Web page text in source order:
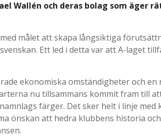
Wallén och deras bolag som äger
målet att skapa långsiktiga
Ett led i detta var att A-laget
ekonomiska omständigheter och en
nu tillsammans kommit fram till
färger. Det sker helt i linje med
önskan att hedra klubbens historia